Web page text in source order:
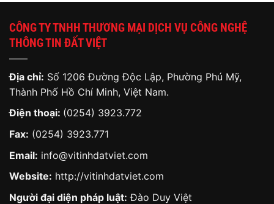
CÔNG TY TNHH THƯƠNG MẠI DỊCH VỤ CÔNG NGHỆ
THÔNG TIN ĐẤT VIỆT
Địa chỉ: Số 1206 Đường Độc Lập, Phường Phú Mỹ,
Thành Phố Hồ Chí Minh, Việt Nam.
Điện thoại: (0254) 3923.772
Fax: (0254) 3923.771
Email: info@vitinhdatviet.com
Website: http://vitinhdatviet.com
Người đại diện pháp luật: Đào Duy Việt